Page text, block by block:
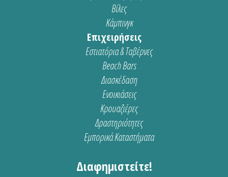
Βίλες
Κάμπινγκ
Επιχειρήσεις
Εστιατόρια & Ταβέρνες
Beach Bars
Διασκέδαση
Ενοικιάσεις
Κρουαζιέρες
Δραστηριότητες
Εμπορικά Καταστήματα
Διαφημιστείτε!